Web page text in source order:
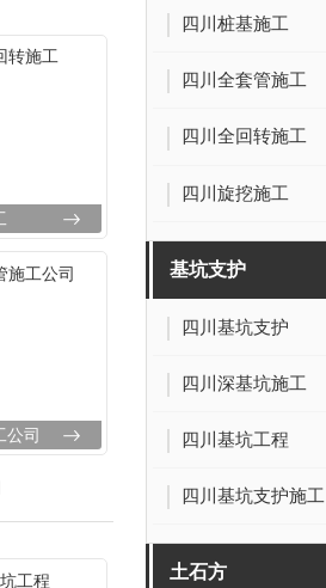
公司
四川桩基施工
四川全套管施工
四川全回转施工
四川旋挖施工
基坑支护
四川基坑支护
四川深基坑施工
四川基坑工程
四川基坑支护施工
土石方